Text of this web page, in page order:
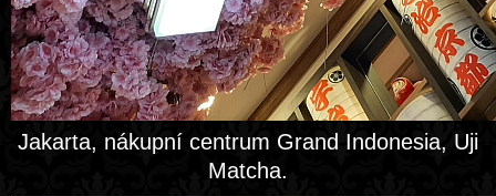
Jakarta, nákupní centrum Grand Indonesia, Uji
Matcha.